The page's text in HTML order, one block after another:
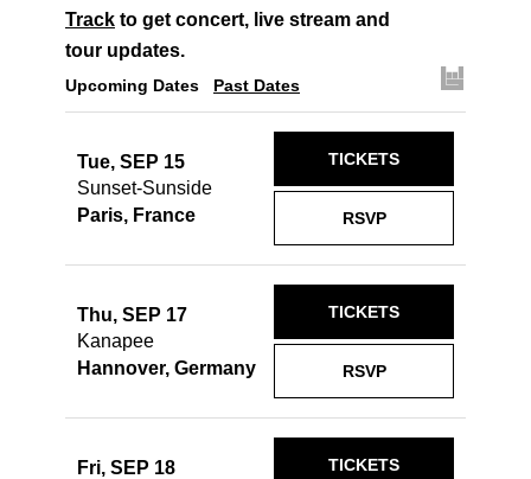
Track to get concert, live stream and
tour updates.
Upcoming Dates Past Dates
Tue, SEP 15
Sunset-Sunside
Paris, France
RSVP
TICKETS
Thu, SEP 17
Kanapee
Hannover, Germany
RSVP
TICKETS
Fri, SEP 18
TICKETS